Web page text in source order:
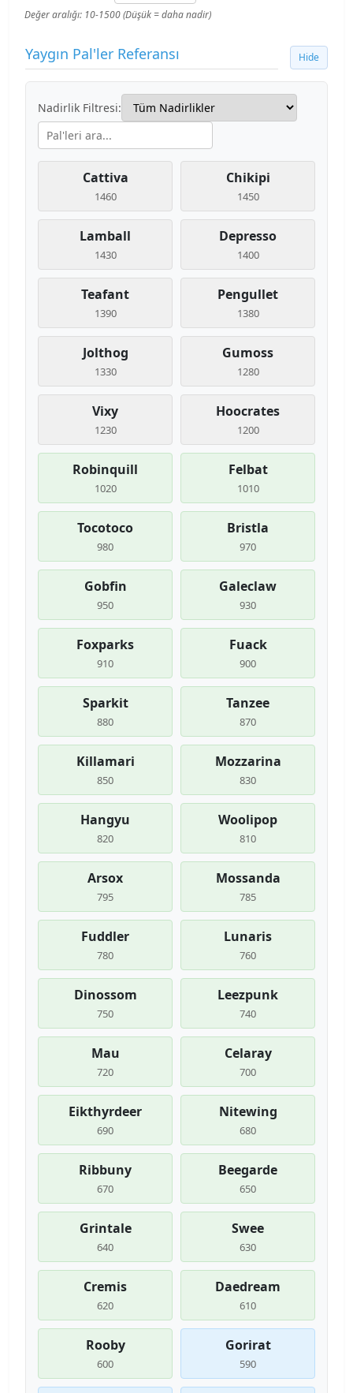
Değer aralığı: 10-1500 (Düşük = daha nadir)
Yaygın Pal'ler Referansı Hide
Nadirlik Filtresi:
Cattiva
1460
Chikipi
1450
Lamball
1430
Depresso
1400
Teafant
1390
Pengullet
1380
Jolthog
1330
Gumoss
1280
Vixy
1230
Hoocrates
1200
Robinquill
1020
Felbat
1010
Tocotoco
980
Bristla
970
Gobfin
950
Galeclaw
930
Foxparks
910
Fuack
900
Sparkit
880
Tanzee
870
Killamari
850
Mozzarina
830
Hangyu
820
Woolipop
810
Arsox
795
Mossanda
785
Fuddler
780
Lunaris
760
Dinossom
750
Leezpunk
740
Mau
720
Celaray
700
Eikthyrdeer
690
Nitewing
680
Ribbuny
670
Beegarde
650
Grintale
640
Swee
630
Cremis
620
Daedream
610
Rooby
600
Gorirat
590